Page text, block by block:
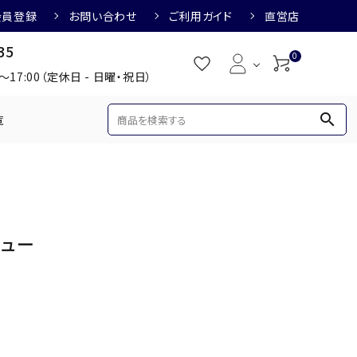
登録 お問い合わせ ご利用ガイド 直営店
（定休日 - 日曜・祝日）
0
search
ー